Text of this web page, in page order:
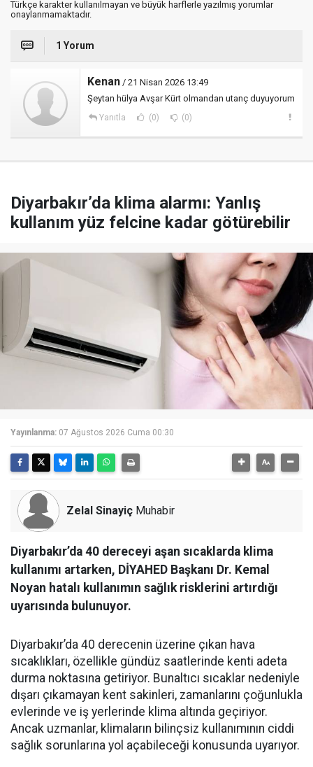
Türkçe karakter kullanılmayan ve büyük harflerle yazılmış yorumlar
onaylanmamaktadır.
1 Yorum
Kenan / 21 Nisan 2026 13:49
Şeytan hülya Avşar Kürt olmandan utanç duyuyorum
Yanıtla (0) (0)
Diyarbakır’da klima alarmı: Yanlış
kullanım yüz felcine kadar götürebilir
Yayınlanma: 07 Ağustos 2026 Cuma 00:30
Zelal Sinayiç Muhabir
Diyarbakır’da 40 dereceyi aşan sıcaklarda klima
kullanımı artarken, DİYAHED Başkanı Dr. Kemal
Noyan hatalı kullanımın sağlık risklerini artırdığı
uyarısında bulunuyor.
Diyarbakır’da 40 derecenin üzerine çıkan hava
sıcaklıkları, özellikle gündüz saatlerinde kenti adeta
durma noktasına getiriyor. Bunaltıcı sıcaklar nedeniyle
dışarı çıkamayan kent sakinleri, zamanlarını çoğunlukla
evlerinde ve iş yerlerinde klima altında geçiriyor.
Ancak uzmanlar, klimaların bilinçsiz kullanımının ciddi
sağlık sorunlarına yol açabileceği konusunda uyarıyor.